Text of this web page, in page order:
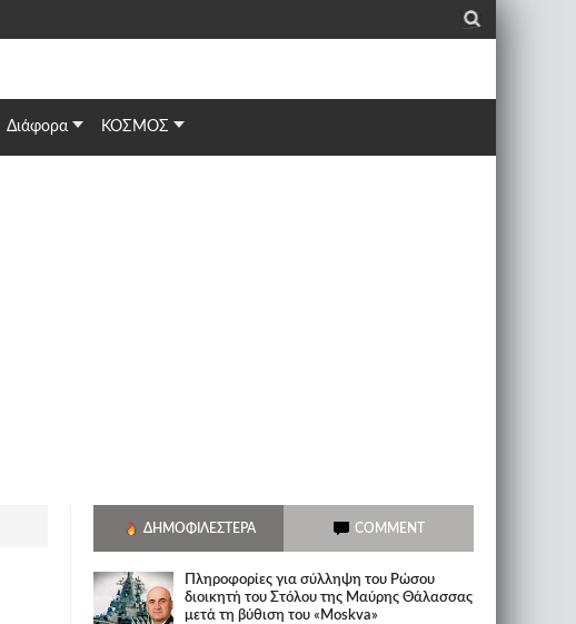
_
Διάφορα ΚΟΣΜΟΣ
ΔΗΜΟΦΙΛΈΣΤΕΡΑ COMMENT
Πληροφορίες για σύλληψη του Ρώσου
διοικητή του Στόλου της Mαύρης Θάλασσας
μετά τη βύθιση του «Moskva»